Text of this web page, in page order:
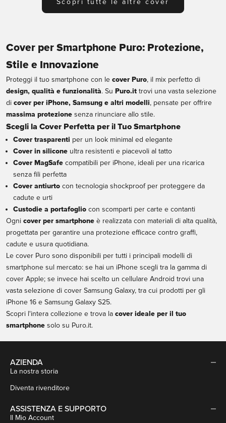
Scopri tutte le altre cover
Cover per Smartphone Puro: Protezione,
Stile e Innovazione
Proteggi il tuo smartphone con le cover Puro, il mix perfetto di
design, qualità e funzionalità. Su Puro.it trovi una vasta selezione
di cover per iPhone, Samsung e altri modelli, pensate per offrire
massima protezione senza rinunciare allo stile.
Scegli la Cover Perfetta per il Tuo Smartphone
Cover trasparenti per un look minimal ed elegante
Cover in silicone ultra resistenti e piacevoli al tatto
Cover MagSafe compatibili per iPhone, ideali per una ricarica
senza fili perfetta
Cover antiurto con tecnologia shockproof per proteggere da
cadute e urti
Custodie a portafoglio con scomparti per carte e contanti
Ogni cover per smartphone è realizzata con materiali di alta qualità,
progettata per garantire una protezione efficace contro graffi,
cadute e usura quotidiana.
Le cover Puro sono disponibili per tutti i principali modelli di
smartphone sul mercato: se hai un iPhone scegli tra la gamma di
cover Apple; se invece hai scelto un cellulare Android trovi una
vasta selezione di cover Samsung Galaxy, tra cui prodotti per gli
iPhone 16 e Samsung Galaxy S25.
Scopri l'intera collezione e trova la cover ideale per il tuo
smartphone solo su Puro.it.
AZIENDA
La nostra storia
Diventa rivenditore
ASSISTENZA E SUPPORTO
Il Mio Account